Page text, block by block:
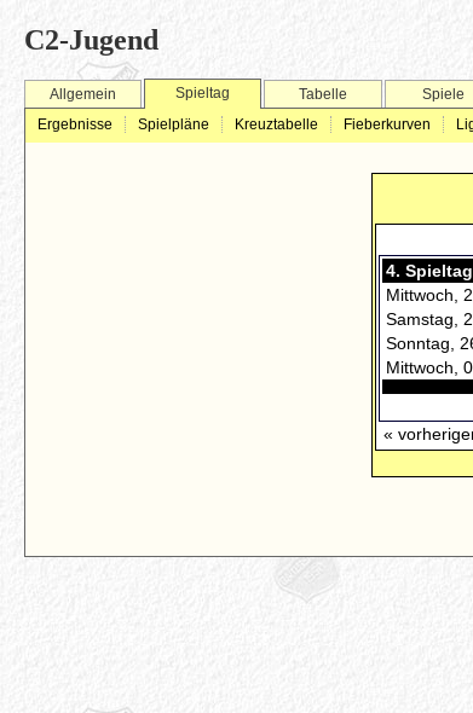
C2-Jugend
Allgemein
Spieltag
Ergebnisse
Spielpläne Kreuztabelle Fieberkurven
Tabelle Spiele
4. Spieltag
Mittwoch,
Samstag,
Sonntag,
Mittwoch,
«